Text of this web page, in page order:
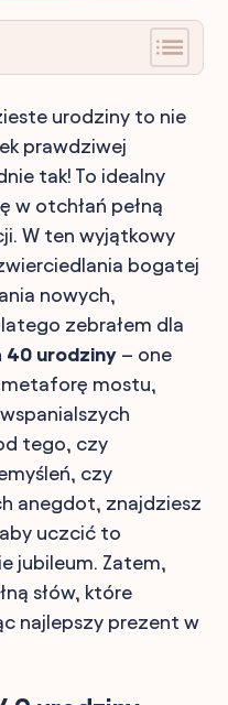
urodziny to nie
prawdziwej
tak! To idealny
w otchłań pełną
W ten wyjątkowy
bogatej
nowych,
zebrałem dla
40 urodziny – one
metaforę mostu,
tego, czy
czy
anegdot, znajdziesz
uczcić to
jubileum. Zatem,
słów, które
najlepszy prezent w